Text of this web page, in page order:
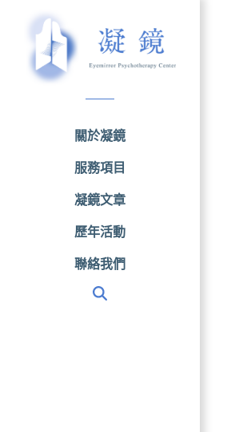
關於凝鏡
服務項目
凝鏡文章
歷年活動
聯絡我們